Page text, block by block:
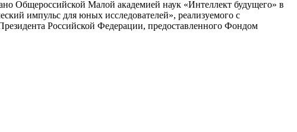
Общероссийской Малой академией наук «Интеллект будущего» в
импульс для юных исследователей», реализуемого с
Российской Федерации, предоставленного Фондом